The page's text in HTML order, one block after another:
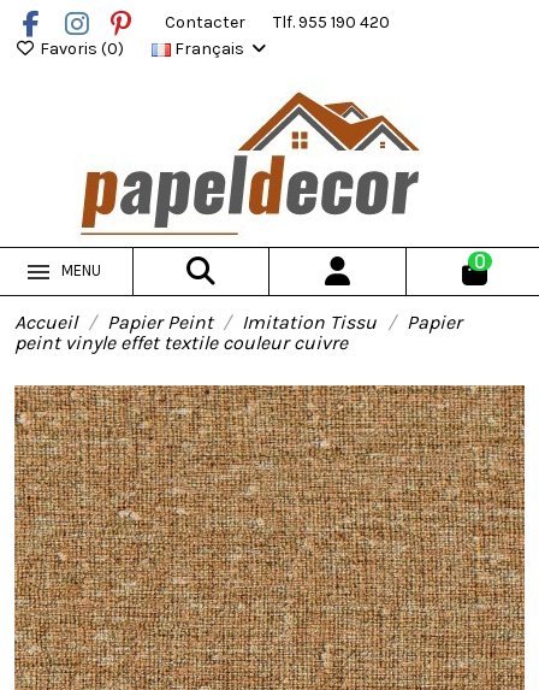
Contacter
Tlf. 955 190 420
Favoris (0) Français
MENU 0
Accueil Papier Peint Imitation Tissu
Papier
peint vinyle effet textile couleur cuivre